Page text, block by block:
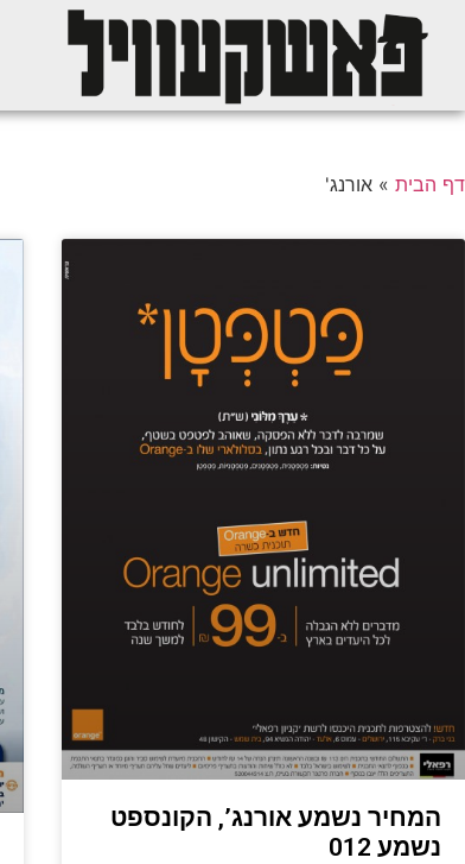
דף הבית » אורנג'
המחיר נשמע אורנג’, הקונספט
נשמע 012